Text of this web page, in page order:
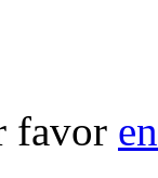
favor